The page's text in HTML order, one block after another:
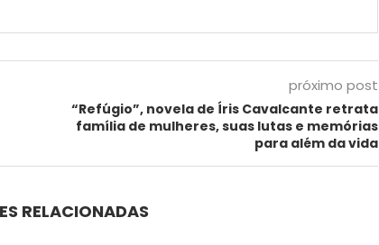
próximo post
“Refúgio”, novela de Íris Cavalcante retrata
família de mulheres, suas lutas e memórias
para além da vida
RELACIONADAS